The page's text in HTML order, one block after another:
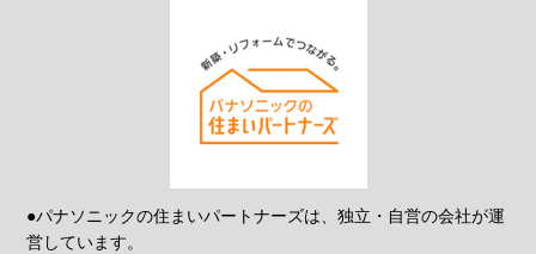
●パナソニックの住まいパートナーズは、独立・自営の会社が運
営しています。